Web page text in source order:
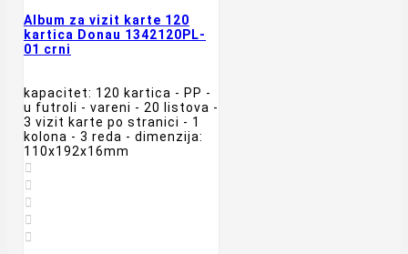
Album za vizit karte 120
kartica Donau 1342120PL-
01 crni
kapacitet: 120 kartica - PP -
u futroli - vareni - 20 listova -
3 vizit karte po stranici - 1
kolona - 3 reda - dimenzija:
110x192x16mm




